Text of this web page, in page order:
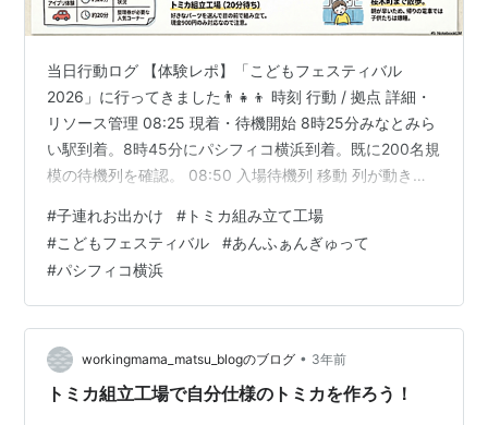
当日行動ログ 【体験レポ】「こどもフェスティバル
2026」に行ってきました👨‍👧‍👦 時刻 行動 / 拠点 詳細・
リソース管理 08:25 現着・待機開始 8時25分みなとみら
い駅到着。8時45分にパシフィコ横浜到着。既に200名規
模の待機列を確認。 08:50 入場待機列 移動 列が動き出
入場・初動 夫：トミカ整理券確保（10時～11時枠） 妻：
アイカツゾーン直行、ピカチュウ撮影券確保、SKATERブ
ース＆ランドセルコーナでガラガラくじ。 09:20 個別体
験（前半） 娘：「みてね」ビーズ作成体験息子：アンパ
ンマンレゴ、ノラネコぐんだ…
#子連れお出かけ # トミカ組み立て工場
#こどもフェスティバル #あんふぁんぎゅって
#パシフィコ横浜
workingmama_matsu_blogのブログ • 3年前
トミカ組立工場で自分仕様のトミカを作ろう！